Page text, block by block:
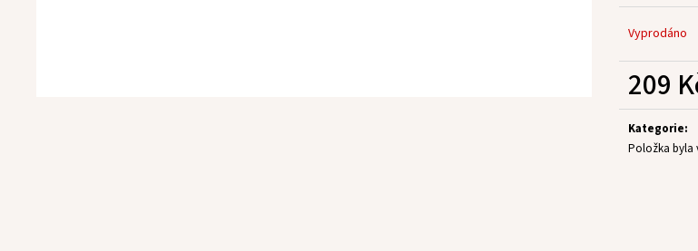
Vyprodáno
209
Měrná
cena:
Kategorie:
Položka